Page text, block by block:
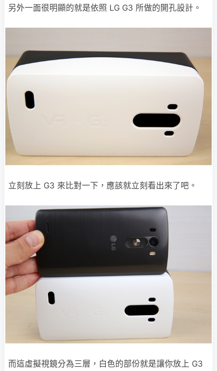
另外一面很明顯的就是依照 LG G3 所做的開孔設計。
立刻放上 G3 來比對一下，應該就立刻看出來了吧。
而這虛擬視鏡分為三層，白色的部份就是讓你放上 G3